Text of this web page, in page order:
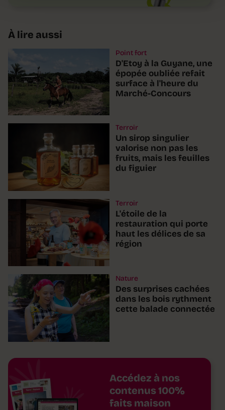
À lire aussi
Point fort
D'Etoy à la Guyane, une
épopée oubliée refait
surface à l'heure du
Marché-Concours
Terroir
Un sirop singulier
valorise non pas les
fruits, mais les feuilles
du figuier
Terroir
L'étoile de la
restauration qui porte
haut les délices de sa
région
Nature
Des surprises cachées
dans les bois rythment
cette balade connectée
Accédez à nos
contenus 100%
faits maison